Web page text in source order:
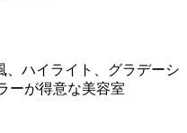
、ハイライト、グラデーシ
ーが得意な美容室